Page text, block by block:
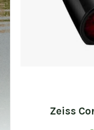
Zeiss